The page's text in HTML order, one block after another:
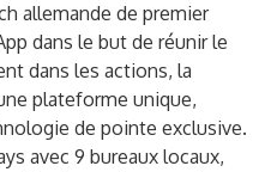
allemande de premier
dans le but de réunir le
dans les actions, la
plateforme unique,
de pointe exclusive.
avec 9 bureaux locaux,